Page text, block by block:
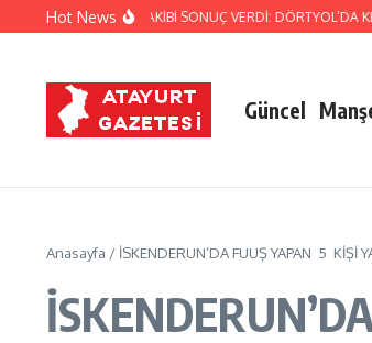
İçeriğe atlaHot NewsTİTİZ TAKİBİ SONUÇ VERDİ: DÖRTYOL’DA
Güncel
Anasayfa / İSKENDERUN’DA FUUŞ YAPAN 5 KİŞİ